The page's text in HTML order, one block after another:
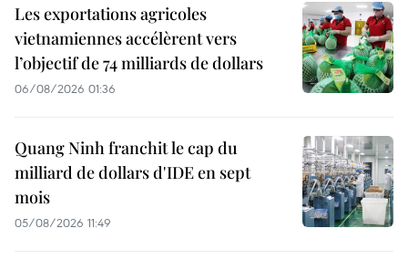
Les exportations agricoles
vietnamiennes accélèrent vers
l’objectif de 74 milliards de dollars
06/08/2026 01:36
Quang Ninh franchit le cap du
milliard de dollars d'IDE en sept
mois
05/08/2026 11:49